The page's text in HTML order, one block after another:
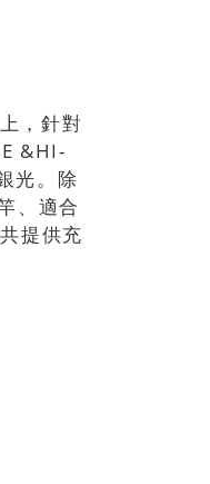
，針對
&HI-
光。除
、適合
提供充